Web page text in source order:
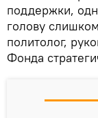
поддержки,
голову
политолог,
Фонда